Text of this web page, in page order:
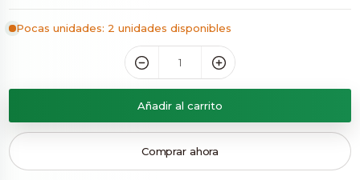
Pocas unidades: 2 unidades disponibles
Añadir al carrito
Comprar ahora